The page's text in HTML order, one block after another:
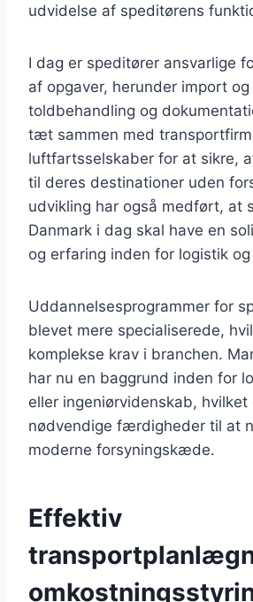
udvidelse af speditørens
I dag er speditører ansvarlige
af opgaver, herunder import
toldbehandling og
tæt sammen med
luftfartsselskaber for at sikre,
til deres destinationer uden
udvikling har også medført, at
Danmark i dag skal have en
og erfaring inden for logistik
Uddannelsesprogrammer for
blevet mere specialiserede,
komplekse krav i branchen.
har nu en baggrund inden for
eller ingeniørvidenskab, hvilket
nødvendige færdigheder til at
moderne forsyningskæde.
Effektiv